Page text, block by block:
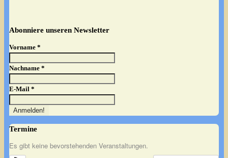
Abonniere unseren Newsletter
Vorname *
Nachname *
E-Mail *
Termine
Es gibt keine bevorstehenden Veranstaltungen.